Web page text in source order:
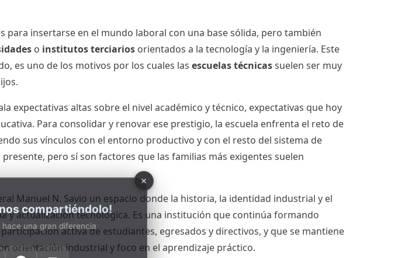
para insertarse en el mundo laboral con una base sólida, pero también
o institutos terciarios orientados a la tecnología y la ingeniería. Este
es uno de los motivos por los cuales las escuelas técnicassuelen ser muy
expectativas altas sobre el nivel académico y técnico, expectativas que hoy
Para consolidar y renovar ese prestigio, la escuela enfrenta el reto de
sus vínculos con el entorno productivo y con el resto del sistema de
pero sí son factores que las familias más exigentes suelen
Manuel N. Savio un espacio donde la historia, la identidad industrial y el
y actualización tecnológica. Es una institución que continúa formando
activa de estudiantes, egresados y directivos, y que se mantiene
orientación industrial y foco en el aprendizaje práctico.
compartiéndolo!
una gran diferencia